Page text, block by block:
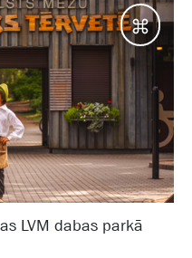
LVM dabas parkā